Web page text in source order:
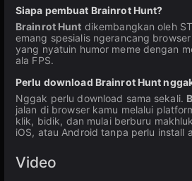
Siapa pembuat Brainrot Hunt?
Brainrot Hunt dikembangkan oleh
emang spesialis ngerancang
yang nyatuin humor meme dengan
ala FPS.
Perlu download Brainrot Hunt
Nggak perlu download sama sekali.
jalan di browser kamu melalui
klik, bidik, dan mulai berburu
iOS, atau Android tanpa perlu install
Video